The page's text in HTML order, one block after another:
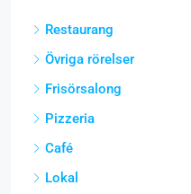
Restaurang
Övriga rörelser
Frisörsalong
Pizzeria
Café
Lokal